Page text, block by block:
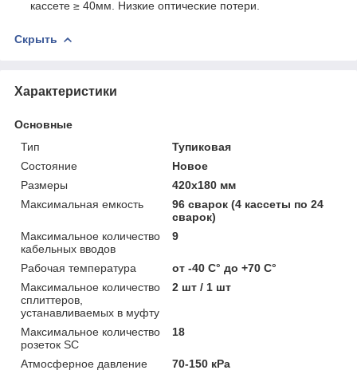
кассете ≥ 40мм. Низкие оптические потери.
Скрыть
Характеристики
Основные
Тип
Тупиковая
Состояние
Новое
Размеры
420х180 мм
Максимальная емкость
96 сварок (4 кассеты по 24
сварок)
Максимальное количество
кабельных вводов
9
Рабочая температура
от -40 С° до +70 С°
Максимальное количество
сплиттеров,
устанавливаемых в муфту
2 шт / 1 шт
Максимальное количество
розеток SC
18
Атмосферное давление
70-150 кРa